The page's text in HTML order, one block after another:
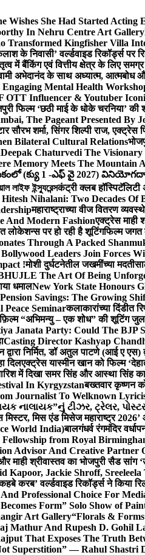
Wishes She Had Started Acting
In Nehru Centre Art Gallery
Transformed Kingfisher Villa
के निवासी’ वर्ल्डवाइड रिकॉर्ड्स पर
में बैंकिंग एवं वित्तीय क्षेत्र के लिए
अभेदानंद के साथ अध्यात्म, आत्मबोध
Mental Health
Influencer & Youtuber
फिल्म ‘छठी माई के धोके चरनिया’
The Pageant Presented By
सौरभ शर्मा, सिंगर शिल्पी राज, एक्ट्रेस
Bilateral Cultural Relations
Deepak Chaturvedi The
Memory Meets The Mountain
(క్యు 1 -ఎఫ్ వై 2027)
লাইফ ইন্স্যুরেন্সकंट्री क्लब
Nihalani: Two Decades Of
महाराष्ट्राच्या वीज वितरण
And Modern Fashionएक्ट्रेस माही
लोकेशन्स पर हो रही है शूटिंगफिल्म जगत
Through A Packed
Leaders Join Forces
!मोशी दुर्घटनेतील जखमींच्या
The Art Of Being
धमालNew York State Honours
Savings: The Growing
Seminarकलाकारांच्या दिंडीत
फ़िल्म “अभिमन्यु – एक शोध” की शूटिंग
Janata Party: Could The BJP
Casting Director Kashyap
निर्मित, डॉ अतुल पाटणे (आई ए
दिलएक्ट्रेस यास्मीन खान को फिल्म
में दिखा समर सिंह और आस्था सिंह
In Kyrgyzstanबख्तवार कृष्णन
Journalist To Welknown
નાલાયક”નું ટીઝર, ટ્રેલર,
मिस्टर, मिस एंड मिसेज महाराष्ट्र
World India)बालगंधर्व रंगमंदिर
from Royal
Advisor And Creative Partner
माही श्रीवास्तव का भोजपुरी सैड सांग
Kapoor, Jackie Shroff,
करब’ वर्ल्डवाइड रिकॉर्ड्स ने किया
Professional Choice For
Form” Solo Show of
Art Gallery“Florals &
Mathur And Rupesh D. Gohil
That Exposes The Truth
Superstition” — Rahul Shastri